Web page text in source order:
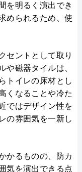
を明るく演出でき
められるため、使
セントとして取り
や磁器タイルは、
トイレの床材とし
くなることや冷た
ではデザイン性を
の雰囲気を一新し
かるものの、防カ
気を演出できる点